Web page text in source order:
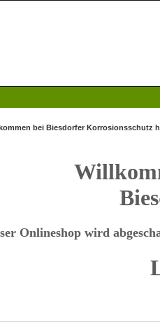
bei Biesdorfer Korrosionsschutz
Onlineshop wird